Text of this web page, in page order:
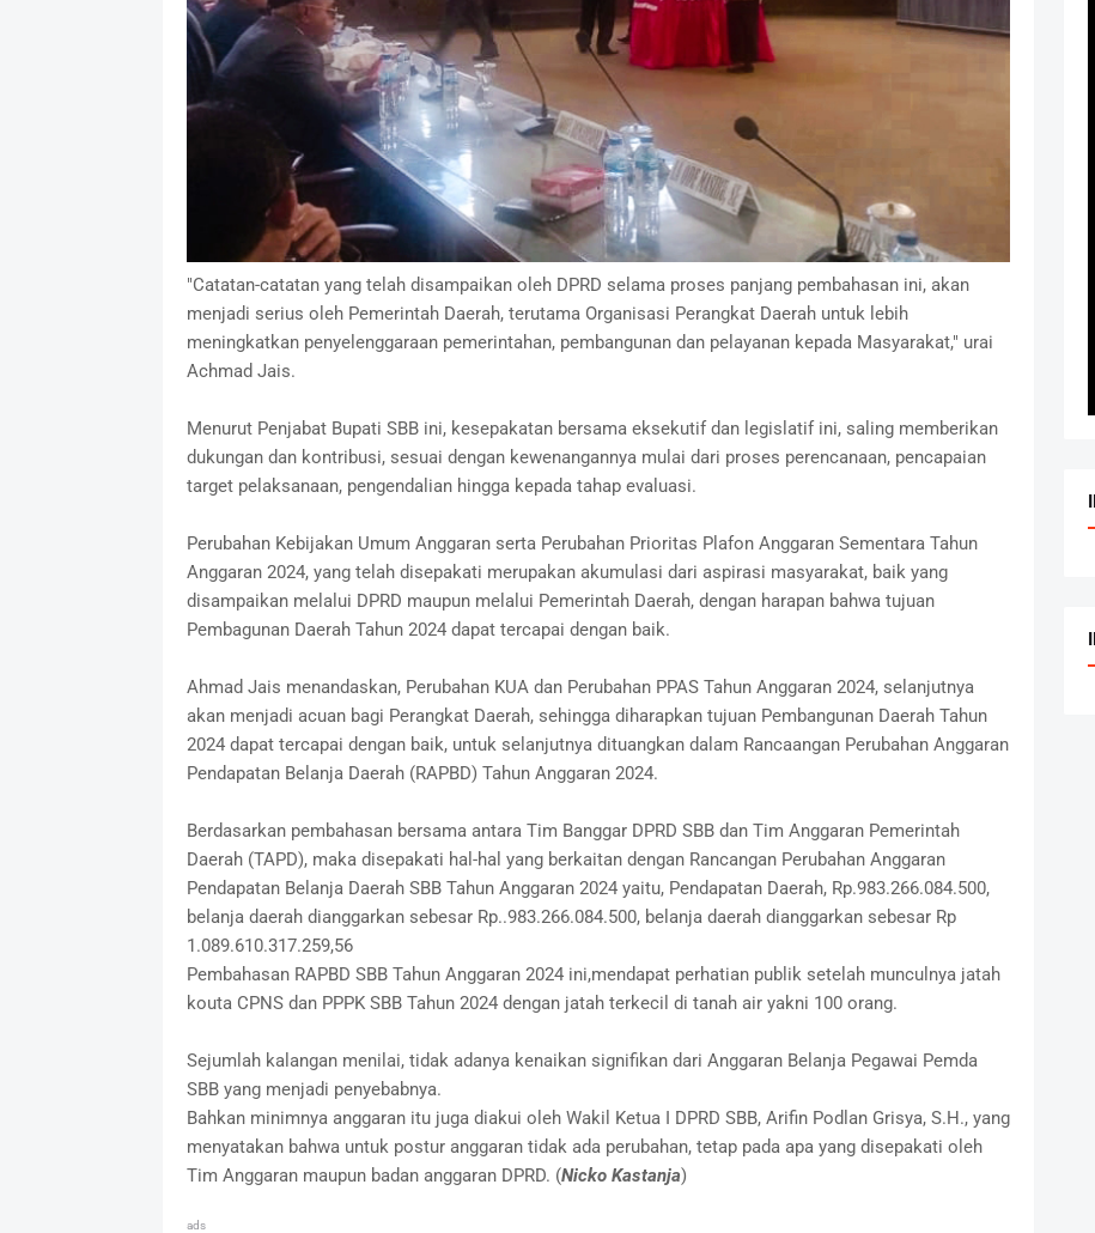
"Catatan-catatan yang telah disampaikan oleh DPRD selama proses panjang pembahasan ini, akan
menjadi serius oleh Pemerintah Daerah, terutama Organisasi Perangkat Daerah untuk lebih
meningkatkan penyelenggaraan pemerintahan, pembangunan dan pelayanan kepada Masyarakat," urai
Achmad Jais.
Menurut Penjabat Bupati SBB ini, kesepakatan bersama eksekutif dan legislatif ini, saling memberikan
dukungan dan kontribusi, sesuai dengan kewenangannya mulai dari proses perencanaan, pencapaian
target pelaksanaan, pengendalian hingga kepada tahap evaluasi.
Perubahan Kebijakan Umum Anggaran serta Perubahan Prioritas Plafon Anggaran Sementara Tahun
Anggaran 2024, yang telah disepakati merupakan akumulasi dari aspirasi masyarakat, baik yang
disampaikan melalui DPRD maupun melalui Pemerintah Daerah, dengan harapan bahwa tujuan
Pembagunan Daerah Tahun 2024 dapat tercapai dengan baik.
Ahmad Jais menandaskan, Perubahan KUA dan Perubahan PPAS Tahun Anggaran 2024, selanjutnya
akan menjadi acuan bagi Perangkat Daerah, sehingga diharapkan tujuan Pembangunan Daerah Tahun
2024 dapat tercapai dengan baik, untuk selanjutnya dituangkan dalam Rancaangan Perubahan Anggaran
Pendapatan Belanja Daerah (RAPBD) Tahun Anggaran 2024.
Berdasarkan pembahasan bersama antara Tim Banggar DPRD SBB dan Tim Anggaran Pemerintah
Daerah (TAPD), maka disepakati hal-hal yang berkaitan dengan Rancangan Perubahan Anggaran
Pendapatan Belanja Daerah SBB Tahun Anggaran 2024 yaitu, Pendapatan Daerah, Rp.983.266.084.500,
belanja daerah dianggarkan sebesar Rp..983.266.084.500, belanja daerah dianggarkan sebesar Rp
1.089.610.317.259,56
Pembahasan RAPBD SBB Tahun Anggaran 2024 ini,mendapat perhatian publik setelah munculnya jatah
kouta CPNS dan PPPK SBB Tahun 2024 dengan jatah terkecil di tanah air yakni 100 orang.
Sejumlah kalangan menilai, tidak adanya kenaikan signifikan dari Anggaran Belanja Pegawai Pemda
SBB yang menjadi penyebabnya.
Bahkan minimnya anggaran itu juga diakui oleh Wakil Ketua I DPRD SBB, Arifin Podlan Grisya, S.H., yang
menyatakan bahwa untuk postur anggaran tidak ada perubahan, tetap pada apa yang disepakati oleh
Tim Anggaran maupun badan anggaran DPRD. (Nicko Kastanja)
ads